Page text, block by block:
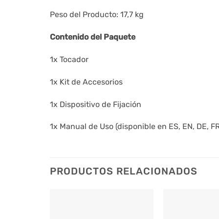
Peso del Producto: 17,7 kg
Contenido del Paquete
1x Tocador
1x Kit de Accesorios
1x Dispositivo de Fijación
1x Manual de Uso (disponible en ES, EN, DE,
PRODUCTOS RELACIONADOS